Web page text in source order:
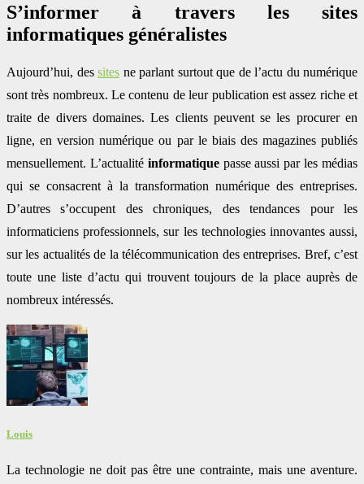
S’informer à travers les sites
informatiques généralistes
Aujourd’hui, des sites ne parlant surtout que de l’actu du numérique
sont très nombreux. Le contenu de leur publication est assez riche et
traite de divers domaines. Les clients peuvent se les procurer en
ligne, en version numérique ou par le biais des magazines publiés
mensuellement. L’actualité informatiquepasse aussi par les médias
qui se consacrent à la transformation numérique des entreprises.
D’autres s’occupent des chroniques, des tendances pour les
informaticiens professionnels, sur les technologies innovantes aussi,
sur les actualités de la télécommunication des entreprises. Bref, c’est
toute une liste d’actu qui trouvent toujours de la place auprès de
nombreux intéressés.
Louis
La technologie ne doit pas être une contrainte, mais une aventure.